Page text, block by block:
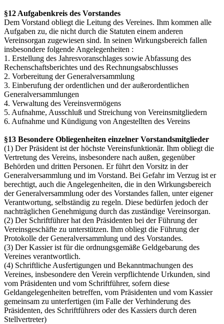
§12 Aufgabenkreis des Vorstandes
Dem Vorstand obliegt die Leitung des Vereines. Ihm kommen alle
Aufgaben zu, die nicht durch die Statuten einem anderen
Vereinsorgan zugewiesen sind. In seinen Wirkungsbereich fallen
insbesondere folgende Angelegenheiten :
1. Erstellung des Jahresvoranschlages sowie Abfassung des
Rechenschaftsberichtes und des Rechnungsabschlusses
2. Vorbereitung der Generalversammlung
3. Einberufung der ordentlichen und der außerordentlichen
Generalversammlungen
4. Verwaltung des Vereinsvermögens
5. Aufnahme, Ausschluß und Streichung von Vereinsmitgliedern
6. Aufnahme und Kündigung von Angestellten des Vereins
§13 Besondere Obliegenheiten einzelner Vorstandsmitglieder
(1) Der Präsident ist der höchste Vereinsfunktionär. Ihm obliegt die
Vertretung des Vereins, insbesondere nach außen, gegenüber
Behörden und dritten Personen. Er führt den Vorsitz in der
Generalversammlung und im Vorstand. Bei Gefahr im Verzug ist er
berechtigt, auch die Angelegenheiten, die in den Wirkungsbereich
der Generalversammlung oder des Vorstandes fallen, unter eigener
Verantwortung, selbständig zu regeln. Diese bedürfen jedoch der
nachträglichen Genehmigung durch das zuständige Vereinsorgan.
(2) Der Schriftführer hat den Präsidenten bei der Führung der
Vereinsgeschäfte zu unterstützen. Ihm obliegt die Führung der
Protokolle der Generalversammlung und des Vorstandes.
(3) Der Kassier ist für die ordnungsgemäße Geldgebarung des
Vereines verantwortlich.
(4) Schriftliche Ausfertigungen und Bekanntmachungen des
Vereines, insbesondere den Verein verpflichtende Urkunden, sind
vom Präsidenten und vom Schriftführer, sofern diese
Geldangelegenheiten betreffen, vom Präsidenten und vom Kassier
gemeinsam zu unterfertigen (im Falle der Verhinderung des
Präsidenten, des Schriftführers oder des Kassiers durch deren
Stellvertreter)